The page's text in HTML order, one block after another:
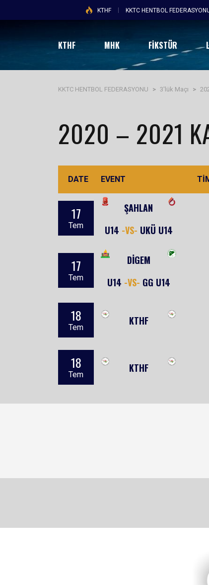
KTHF KKTC HENTBOL
KTHF MHK FİKSTÜR
KKTC HENTBOL FEDERASYONU > 3'lük Maçı >
2020 – 2021
DATE EVENT
17
Tem
ŞAHLAN
U14 -VS- UKÜ U14
17
Tem
DİGEM
U14 -VS- GG U14
18
Tem
KTHF
18
Tem
KTHF